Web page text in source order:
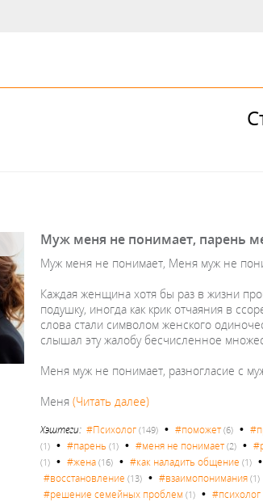
Муж меня не понимает, парень
Муж меня не понимает, Меня муж не
Каждая женщина хотя бы раз в жизни
подушку, иногда как крик отчаяния в
слова стали символом женского
слышал эту жалобу бесчисленное
Меня муж не понимает, разногласие с
Меня(Читать далее)
Хэштеги:#Психолог (149) •#поможет(6) •
(1) •#парень (1) •#меня не понимает(2) •
(1) •#жена (16) •#как наладить общение (1)
#восстановление (13) •#взаимопонимания (1)
#решение семейных проблем (1) •